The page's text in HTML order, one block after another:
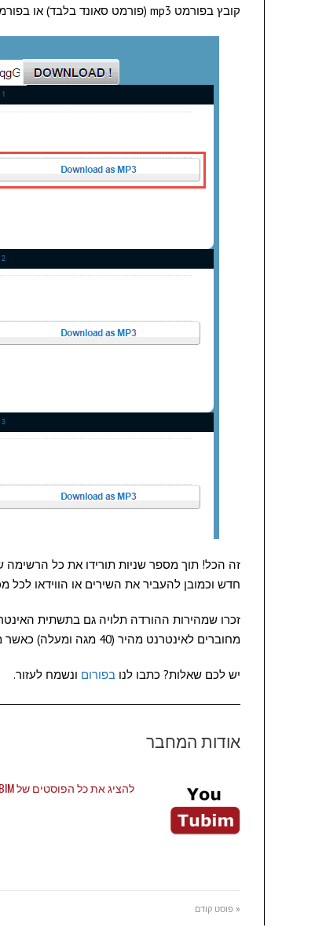
קובץ בפורמט mp3 (פורמט סאונד בלבד) או בפורמט mp4 (פורמט ווידאו של הווידאו + שמע)
זה הכל! תוך מספר שניות תורידו את כל
חדש וכמובן להעביר את השירים או הווידאו
זכרו שמהירות ההורדה תלויה גם בתשתית
מחוברים לאינטרנט מהיר (40 מגה ומעלה) כאשר מורידים הרבה קבצים יחד. לא חובה, אבל עובד יותר מהר.
יש לכם שאלות? כתבו לנובפורום ונשמח לעזור.
אודות המחבר
להציג את כל הפוסטים של YOUTUBIM
« פוסט קודם